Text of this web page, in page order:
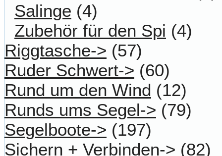
Salinge (4)
Zubehör für den Spi (4)
Riggtasche-> (57)
Ruder Schwert-> (60)
Rund um den Wind (12)
Runds ums Segel-> (79)
Segelboote-> (197)
Sichern + Verbinden-> (82)